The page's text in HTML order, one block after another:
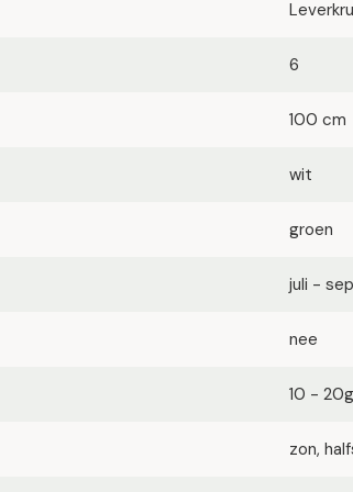
6
100 cm
wit
groen
juli -
nee
10 - 20g
zon,